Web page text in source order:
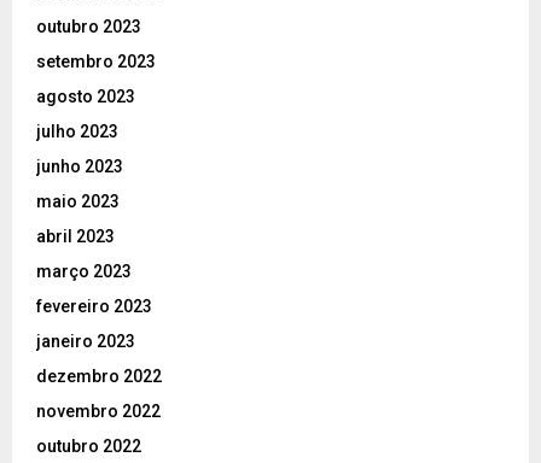
outubro 2023
setembro 2023
agosto 2023
julho 2023
junho 2023
maio 2023
abril 2023
março 2023
fevereiro 2023
janeiro 2023
dezembro 2022
novembro 2022
outubro 2022